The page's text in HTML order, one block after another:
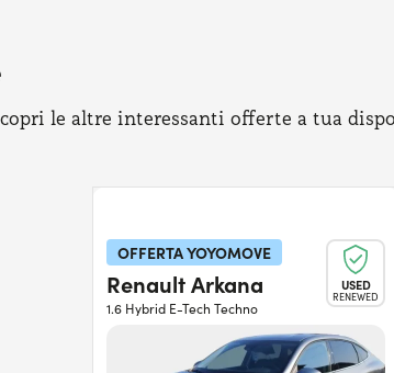
le altre interessanti offerte a tua
OFFERTA YOYOMOVE
USED
RENEWED
Renault Arkana
1.6 Hybrid E-Tech Techno